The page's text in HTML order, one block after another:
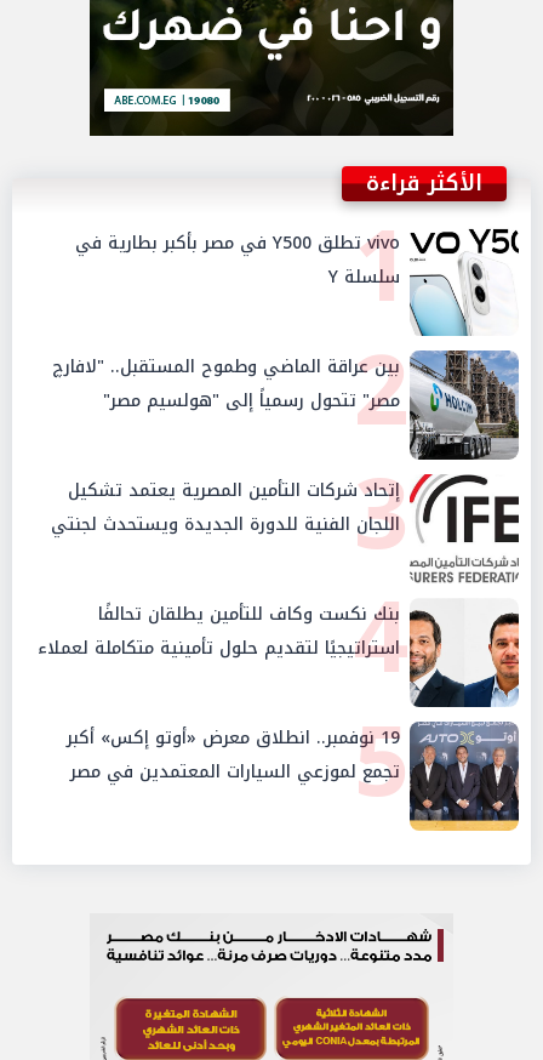
الأكثر قراءة
1
vivo تطلق Y500 في مصر بأكبر بطارية في
سلسلة Y
2
بين عراقة الماضي وطموح المستقبل.. "لافارچ
مصر" تتحول رسمياً إلى "هولسيم مصر"
3
إتحاد شركات التأمين المصرية يعتمد تشكيل
اللجان الفنية للدورة الجديدة ويستحدث لجنتي
الأمن السيبراني والإستثمار والإدخار
4
بنك نكست وكاف للتأمين يطلقان تحالفًا
استراتيجيًا لتقديم حلول تأمينية متكاملة لعملاء
البنك
519 نوفمبر.. انطلاق معرض «أوتو إكس» أكبر
تجمع لموزعي السيارات المعتمدين في مصر